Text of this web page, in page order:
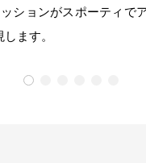
ションがスポーティで
ます。